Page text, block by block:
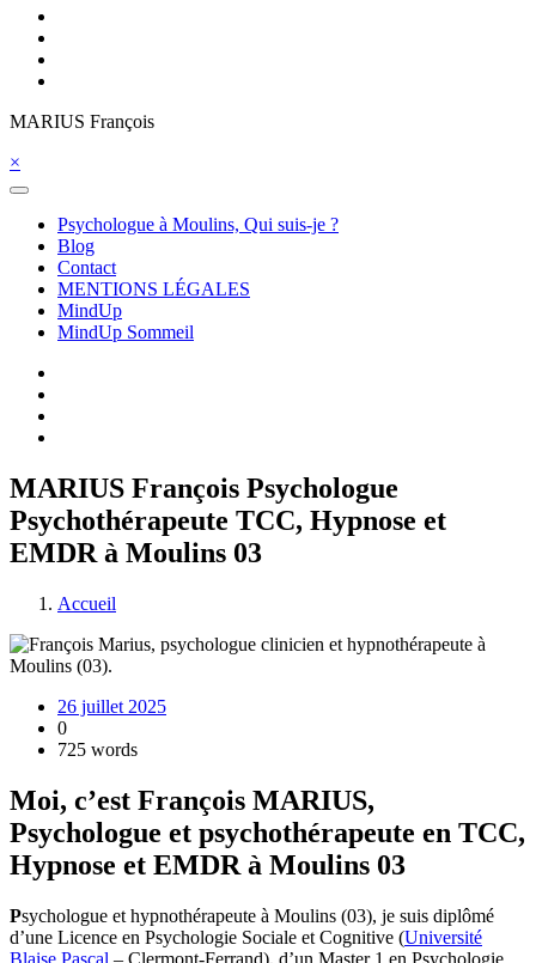
MARIUS François
×
Psychologue à Moulins, Qui suis-je ?
Blog
Contact
MENTIONS LÉGALES
MindUp
MindUp Sommeil
MARIUS François Psychologue
Psychothérapeute TCC, Hypnose et
EMDR à Moulins 03
Accueil
26 juillet 2025
0
725 words
Moi, c’est François MARIUS,
Psychologue et psychothérapeute en TCC,
Hypnose et EMDR à Moulins 03
Psychologue et hypnothérapeute à Moulins (03), je suis diplômé
d’une Licence en Psychologie Sociale et Cognitive (Université
Blaise Pascal – Clermont-Ferrand), d’un Master 1 en Psychologie